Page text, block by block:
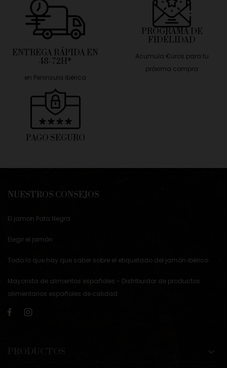
ENTREGA RÁPIDA EN
48-72H*
en Peninsula ibérica
PROGRAMA DE
FIDÉLIDAD
Acumula €uros para tu
próxima compra
PAGO SEGURO
NUESTROS CONSEJOS
El jamon Pata Negra
Elegir el jamón
Todo lo que hay que saber sobre el etiquetado del jamón ibérico
Mayorista de alimentos españoles - Distribuidor de productos
alimentarios españoles de calidad